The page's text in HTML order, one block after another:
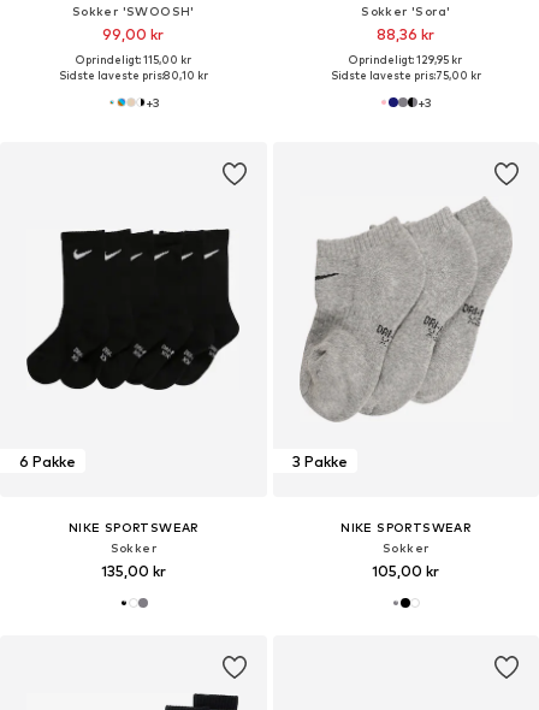
Sokker 'SWOOSH'
99,00 kr
Oprindeligt: 115,00 kr
Sidste laveste pris:80,10 kr
+3
Sokker 'Sora'
88,36 kr
Oprindeligt: 129,95 kr
Sidste laveste pris:75,00 kr
+3
6 Pakke
NIKE SPORTSWEAR
Sokker
135,00 kr
3 Pakke
NIKE SPORTSWEAR
Sokker
105,00 kr